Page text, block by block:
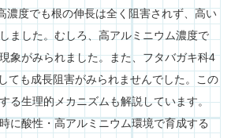
濃度でも根の伸長は全く阻害されず、高い
ました。むしろ、高アルミニウム濃度で
象がみられました。また、フタバガキ科4
ても成長阻害がみられませんでした。この
る生理的メカニズムも解説しています。
に酸性・高アルミニウム環境で育成する